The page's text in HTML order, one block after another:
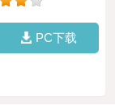
PC下载